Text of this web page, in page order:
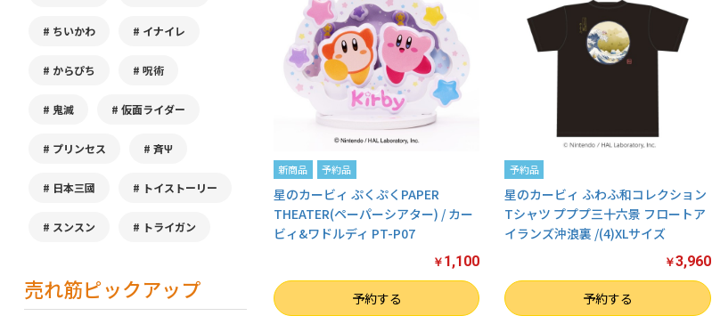
ちいかわ イナイレ
からぴち 呪術
鬼滅 仮面ライダー
プリンセス 斉Ψ
日本三國 トイストーリー
スンスン トライガン
売れ筋ピックアップ
新商品 予約品
星のカービィ ぷくぷくPAPER
THEATER(ペーパーシアター) / カー
ビィ&ワドルディ PT-P07
￥ 1,100
数量 予約する
予約品
星のカービィ ふわふ和コレクション
Tシャツ プププ三十六景 フロートア
イランズ沖浪裏 /(4)XLサイズ
￥3,960
数量 予約する